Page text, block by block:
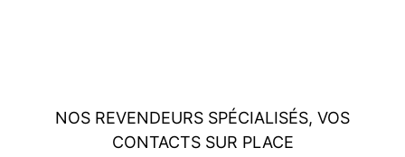
NOS REVENDEURS SPÉCIALISÉS, VOS
CONTACTS SUR PLACE